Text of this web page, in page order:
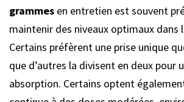
grammes en entretien est souvent
maintenir des niveaux optimaux dans
Certains préfèrent une prise unique
que d’autres la divisent en deux pour
absorption. Certains optent